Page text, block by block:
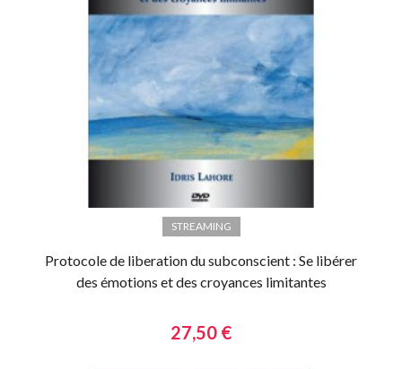
STREAMING
Protocole de liberation du subconscient : Se libérer
des émotions et des croyances limitantes
27,50 €